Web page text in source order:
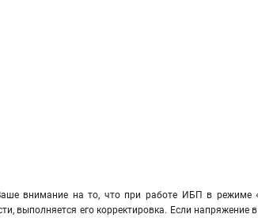
внимание на то, что при работе ИБП в режиме
выполняется его корректировка. Если